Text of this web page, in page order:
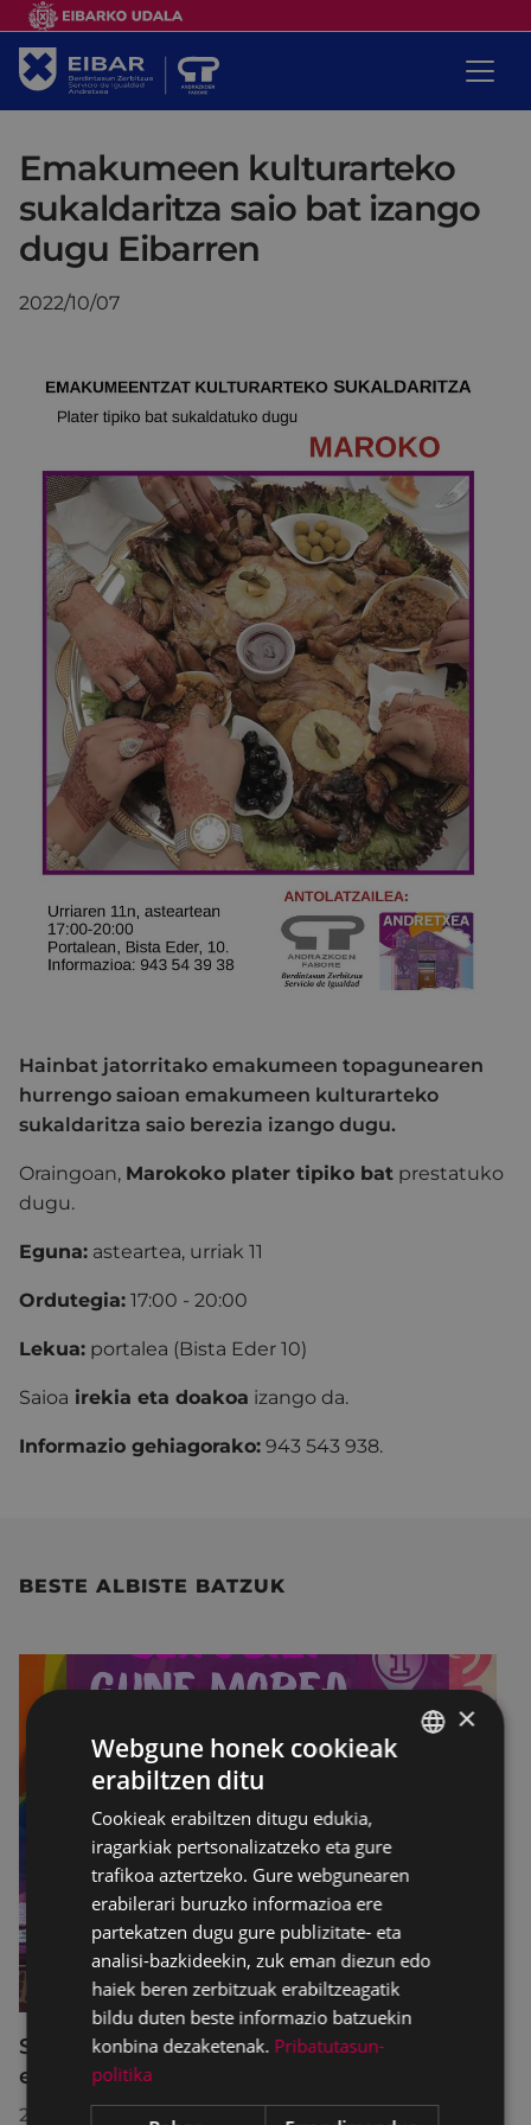
Emakumeen kulturarteko
sukaldaritza saio bat izango
dugu Eibarren
2022/10/07
Hainbat jatorritako emakumeen topagunearen
hurrengo saioan emakumeen kulturarteko
sukaldaritza saio berezia izango dugu.
Oraingoan, Marokoko plater tipiko bat prestatuko
dugu.
Eguna: asteartea, urriak 11
Ordutegia: 17:00 - 20:00
Lekua: portalea (Bista Eder 10)
Saioa irekia eta doakoa izango da.
Informazio gehiagorako: 943 543 938.
BESTE ALBISTE BATZUK
SexuBizi-Gune Morea Amañako jaietan
eskuragarri izango da
2026/07/01
×
Webgune honek cookieak
erabiltzen ditu
Cookieak erabiltzen ditugu edukia,
iragarkiak pertsonalizatzeko eta gure
trafikoa aztertzeko. Gure webgunearen
erabilerari buruzko informazioa ere
partekatzen dugu gure publizitate- eta
analisi-bazkideekin, zuk eman diezun edo
haiek beren zerbitzuak erabiltzeagatik
bildu duten beste informazio batzuekin
konbina dezaketenak. Pribatutasun-
politika